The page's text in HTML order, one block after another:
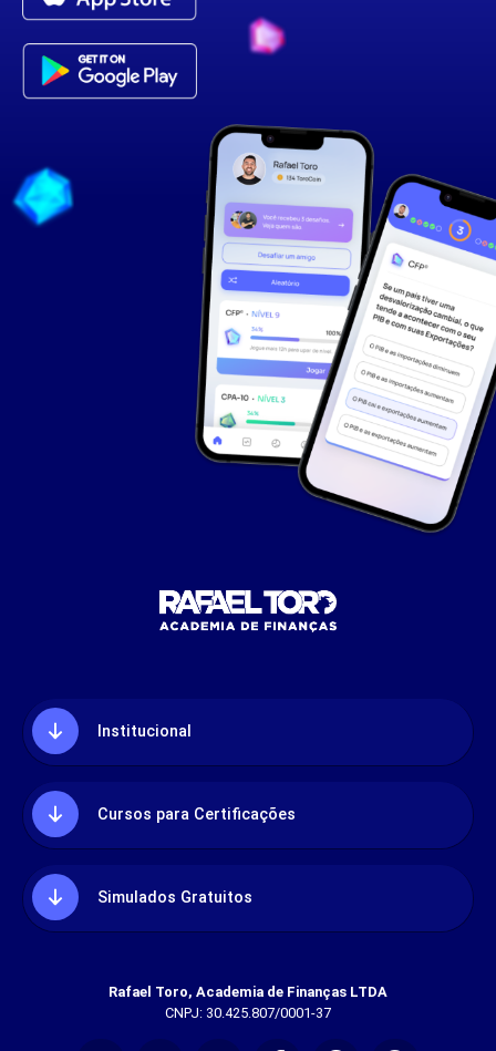
Institucional
Cursos para Certificações
Simulados Gratuitos
Rafael Toro, Academia de Finanças LTDA
CNPJ: 30.425.807/0001-37